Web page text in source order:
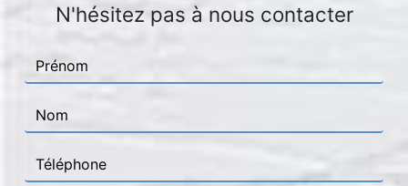
N'hésitez pas à nous contacter